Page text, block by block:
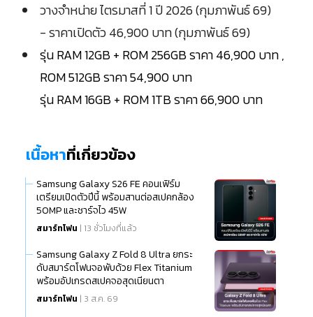
วางจำหน่าย ไตรมาสที่ 1 ปี 2026 (กุมภาพันธ์ 69)
- ราคาเปิดตัว 46,900 บาท (กุมภาพันธ์ 69)
รุ่น RAM 12GB + ROM 256GB ราคา 46,900 บาท ,
ROM 512GB ราคา 54,900 บาท
รุ่น RAM 16GB + ROM 1TB ราคา 66,900 บาท
เนื้อหาที่เกี่ยวข้อง
Samsung Galaxy S26 FE คอนเฟิร์ม
เตรียมเปิดตัวปีนี้ พร้อมสานต่อสเปคกล้อง
50MP และชาร์จไว 45W
สมาร์ทโฟน | 13 ชั่วโมงที่แล้ว
Samsung Galaxy Z Fold 8 Ultra ยกระ
ดับสมาร์ตโฟนจอพับด้วย Flex Titanium
พร้อมอัปเกรดสเปคจอสุดเนียนตา
สมาร์ทโฟน | 3 ส.ค. 69